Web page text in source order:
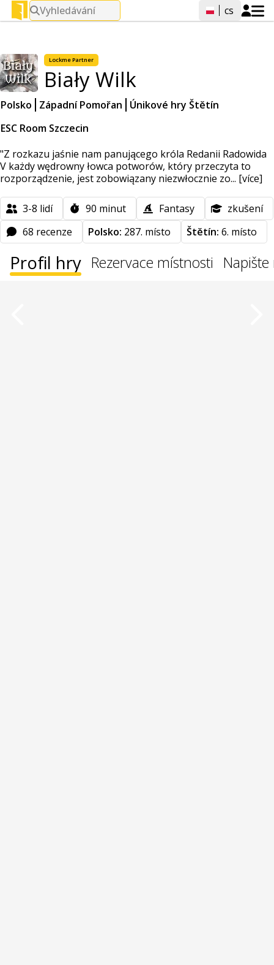
Vyhledávání cs
LockmePartner
Biały Wilk
Polsko Západní Pomořan
Únikové hry Štětín
ESC Room Szczecin
"Z rozkazu jaśnie nam panującego króla Redanii Radowida
V każdy wędrowny łowca potworów, który przeczyta to
rozporządzenie, jest zobowiązany niezwłocznie zo... [více]
3-8 lidí 90 minut Fantasy
zkušení
68 recenze
Polsko: 287. místo Štětín: 6. místo
Profil hry Rezervace místnosti